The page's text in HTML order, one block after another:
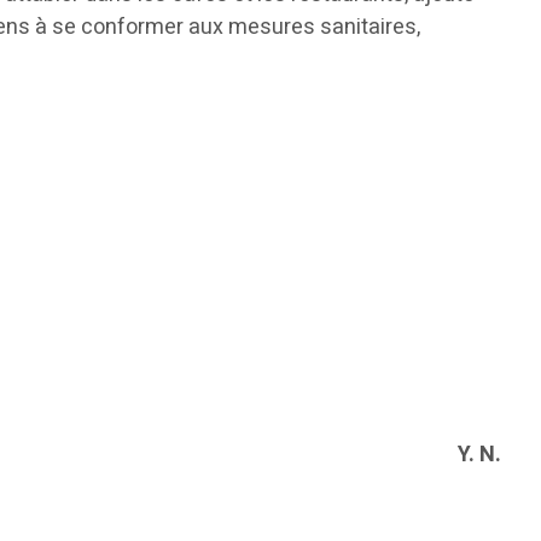
à se conformer aux mesures sanitaires,
Y. N.